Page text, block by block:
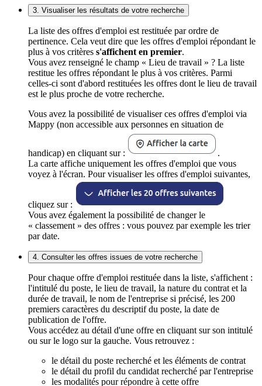
3. Visualiser les résultats de votre recherche
La liste des offres d'emploi est restituée par ordre de
pertinence. Cela veut dire que les offres d'emploi répondant le
plus à vos critères s'affichent en premier.
Vous avez renseigné le champ « Lieu de travail » ? La liste
restitue les offres répondant le plus à vos critères. Parmi
celles-ci sont d'abord restituées les offres dont le lieu de travail
est le plus proche de votre recherche.
Vous avez la possibilité de visualiser ces offres d'emploi via
Mappy (non accessible aux personnes en situation de
handicap) en cliquant sur :
.
La carte affiche uniquement les offres d'emploi que vous
voyez à l'écran. Pour visualiser les offres d'emploi suivantes,
cliquez sur :
Vous avez également la possibilité de changer le
« classement » des offres : vous pouvez par exemple les trier
par date.
4. Consulter les offres issues de votre recherche
Pour chaque offre d'emploi restituée dans la liste, s'affichent :
l'intitulé du poste, le lieu de travail, la nature du contrat et la
durée de travail, le nom de l'entreprise si précisé, les 200
premiers caractères du descriptif du poste, la date de
publication de l'offre.
Vous accédez au détail d'une offre en cliquant sur son intitulé
ou sur le logo sur la gauche. Vous retrouvez :
le détail du poste recherché et les éléments de contrat
le détail du profil du candidat recherché par l'entreprise
les modalités pour répondre à cette offre